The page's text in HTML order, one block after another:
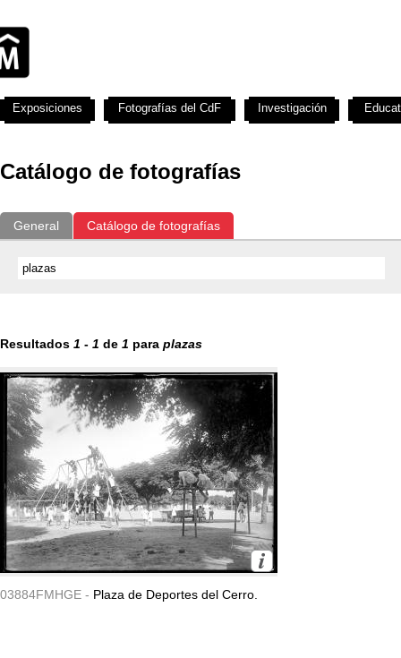
Catálogo de fotografías
General Catálogo de fotografías
Resultados 1 - 1 de 1 para plazas
03884FMHGE - Plaza de Deportes del Cerro.
Exposiciones Fotografías del CdF Investigación